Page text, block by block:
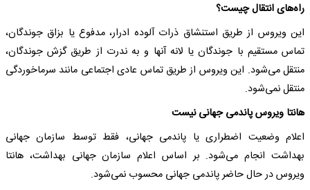
راه‌های انتقال چیست؟
این ویروس از طریق استنشاق ذرات آلوده ادرار، مدفوع یا بزاق جوندگان،
تماس مستقیم با جوندگان یا لانه آنها و به ندرت از طریق گزش جوندگان،
منتقل می‌شود. این ویروس از طریق تماس عادی اجتماعی مانند سرماخوردگی
منتقل نمی‌شود.
هانتا ویروس پاندمی جهانی نیست
اعلام وضعیت اضطراری یا پاندمی جهانی، فقط توسط سازمان جهانی
بهداشت انجام می‌شود. بر اساس اعلام سازمان جهانی بهداشت، هانتا
ویروس در حال حاضر پاندمی جهانی محسوب نمی‌شود.